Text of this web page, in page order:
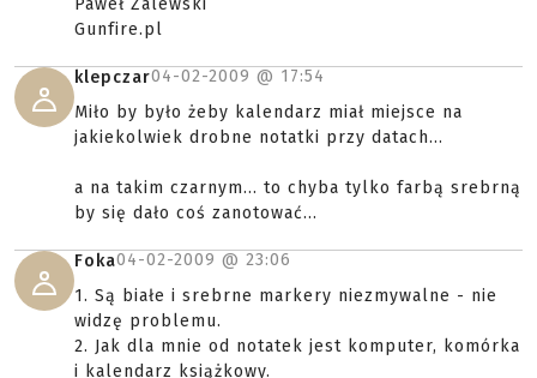
Paweł Zalewski
Gunfire.pl
klepczar04-02-2009 @ 17:54
Miło by było żeby kalendarz miał miejsce na
jakiekolwiek drobne notatki przy datach...
a na takim czarnym... to chyba tylko farbą srebrną
by się dało coś zanotować...
Foka04-02-2009 @ 23:06
1. Są białe i srebrne markery niezmywalne - nie
widzę problemu.
2. Jak dla mnie od notatek jest komputer, komórka
i kalendarz książkowy.